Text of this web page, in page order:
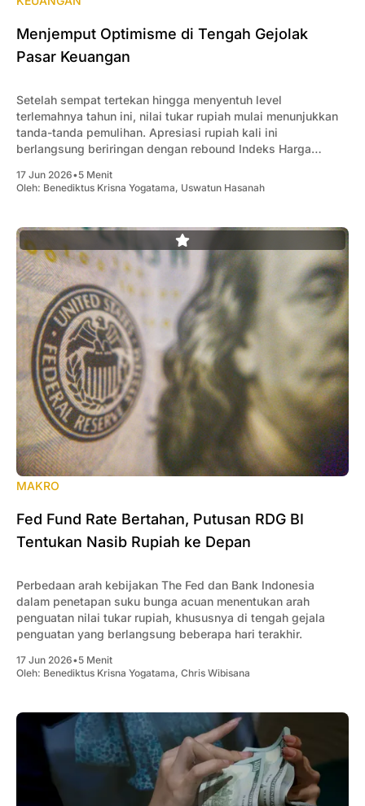
Menjemput Optimisme di Tengah Gejolak
Pasar Keuangan
Setelah sempat tertekan hingga menyentuh level
terlemahnya tahun ini, nilai tukar rupiah mulai menunjukkan
tanda-tanda pemulihan. Apresiasi rupiah kali ini
berlangsung beriringan dengan rebound Indeks Harga
17 Jun 2026•5 Menit
Oleh: Benediktus Krisna Yogatama, Uswatun Hasanah
MAKRO
Fed Fund Rate Bertahan, Putusan RDG BI
Tentukan Nasib Rupiah ke Depan
Perbedaan arah kebijakan The Fed dan Bank Indonesia
dalam penetapan suku bunga acuan menentukan arah
penguatan nilai tukar rupiah, khususnya di tengah gejala
penguatan yang berlangsung beberapa hari terakhir.
17 Jun 2026•5 Menit
Oleh: Benediktus Krisna Yogatama, Chris Wibisana